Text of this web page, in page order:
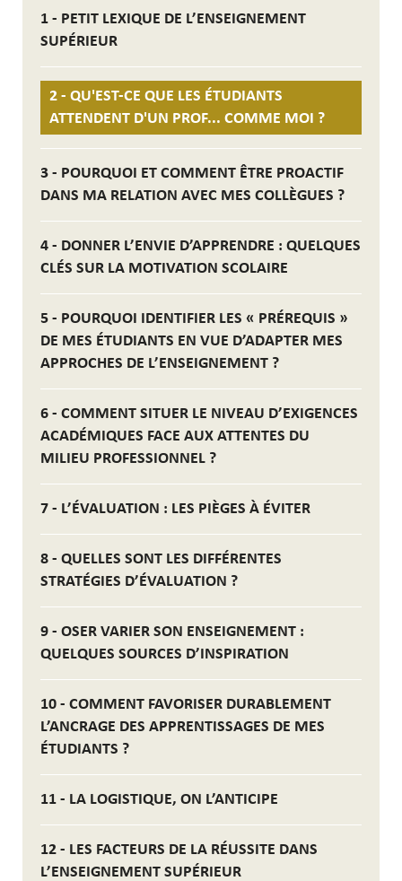
1 - PETIT LEXIQUE DE L’ENSEIGNEMENT
SUPÉRIEUR
2 - QU'EST-CE QUE LES ÉTUDIANTS
ATTENDENT D'UN PROF... COMME MOI ?
3 - POURQUOI ET COMMENT ÊTRE PROACTIF
DANS MA RELATION AVEC MES COLLÈGUES ?
4 - DONNER L’ENVIE D’APPRENDRE : QUELQUES
CLÉS SUR LA MOTIVATION SCOLAIRE
5 - POURQUOI IDENTIFIER LES « PRÉREQUIS »
DE MES ÉTUDIANTS EN VUE D’ADAPTER MES
APPROCHES DE L’ENSEIGNEMENT ?
6 - COMMENT SITUER LE NIVEAU D’EXIGENCES
ACADÉMIQUES FACE AUX ATTENTES DU
MILIEU PROFESSIONNEL ?
7 - L’ÉVALUATION : LES PIÈGES À ÉVITER
8 - QUELLES SONT LES DIFFÉRENTES
STRATÉGIES D’ÉVALUATION ?
9 - OSER VARIER SON ENSEIGNEMENT :
QUELQUES SOURCES D’INSPIRATION
10 - COMMENT FAVORISER DURABLEMENT
L’ANCRAGE DES APPRENTISSAGES DE MES
ÉTUDIANTS ?
11 - LA LOGISTIQUE, ON L’ANTICIPE
12 - LES FACTEURS DE LA RÉUSSITE DANS
L’ENSEIGNEMENT SUPÉRIEUR